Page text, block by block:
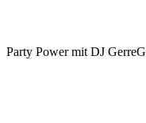
Party Power mit DJ GerreG